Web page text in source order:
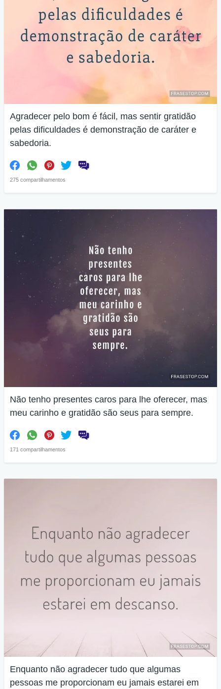
Agradecer pelo bom é fácil, mas sentir gratidão
pelas dificuldades é demonstração de caráter e
sabedoria.
275 compartilhamentos
Não tenho presentes caros para lhe oferecer, mas
meu carinho e gratidão são seus para sempre.
171 compartilhamentos
Enquanto não agradecer tudo que algumas
pessoas me proporcionam eu jamais estarei em